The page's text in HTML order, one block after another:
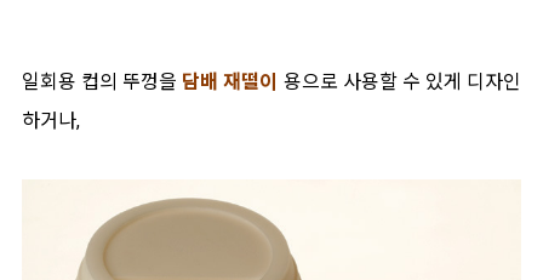
일회용 컵의 뚜껑을 담배 재떨이 용으로 사용할 수 있게 디자인
하거나,